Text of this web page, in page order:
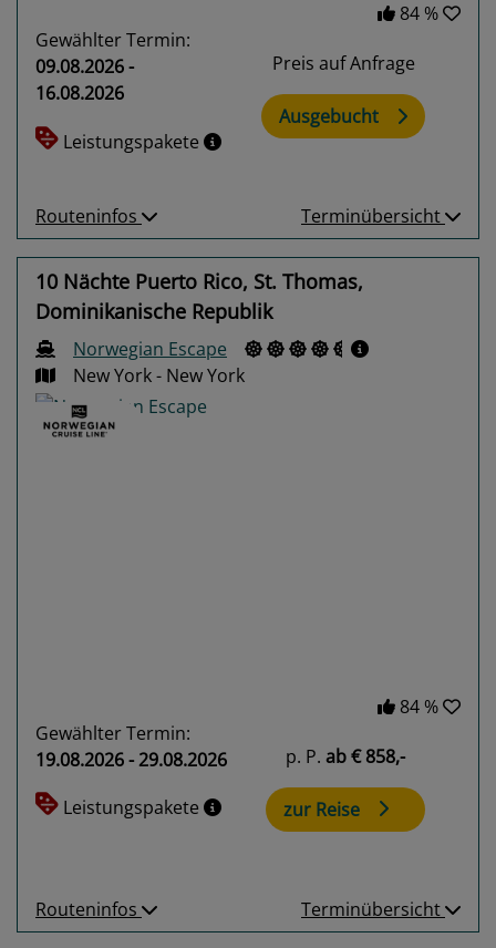
84 %
Gewählter Termin:
09.08.2026 -
16.08.2026
Leistungspakete
Preis auf Anfrage
Ausgebucht
Routeninfos Terminübersicht
10 Nächte Puerto Rico, St. Thomas,
Dominikanische Republik
Norwegian Escape
New York - New York
84 %
Gewählter Termin:
19.08.2026 - 29.08.2026
Leistungspakete
p. P. ab€ 858,-
zur Reise
Routeninfos Terminübersicht